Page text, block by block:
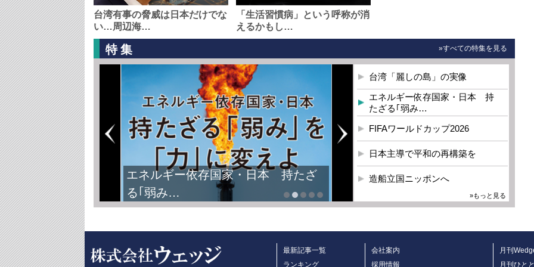
台湾有事の脅威は日本だけでな
い…周辺海…
「生活習慣病」という呼称が消
えるかもし…
特集 »すべての特集を見る
エネルギー依存国家・日本 持たざ
る｢弱み…
台湾「麗しの島」の実像
エネルギー依存国家・日本 持
たざる｢弱み…
FIFAワールドカップ2026
日本主導で平和の再構築を
造船立国ニッポンへ
»もっと見る
最新記事一覧
ランキング
会社案内
採用情報
月刊
月刊ひと